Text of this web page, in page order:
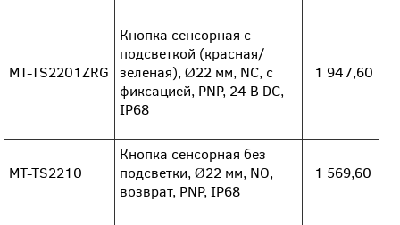
MT-TS2201ZRG
Кнопка сенсорная с
подсветкой (красная/
зеленая), Ø22 мм, NC, с
фиксацией, PNP, 24 В DC,
IP68
1 947,60
MT-TS2210
Кнопка сенсорная без
подсветки, Ø22 мм, NO,
возврат, PNP, IP68
1 569,60